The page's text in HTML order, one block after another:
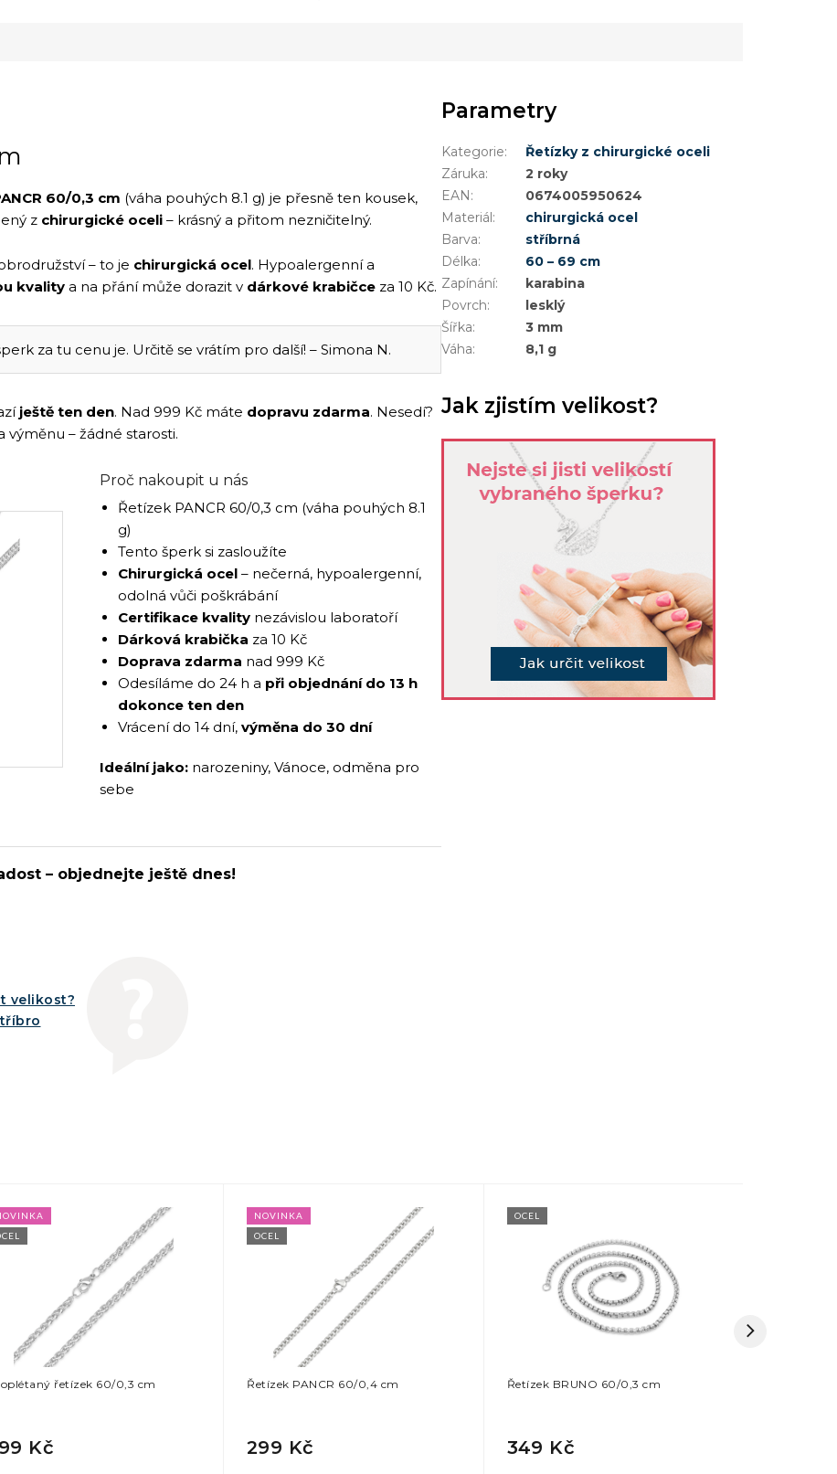
60/0,3 cm (váha pouhých 8.1 g) je přesně ten kousek,
z chirurgické oceli – krásný a přitom nezničitelný.
– to je chirurgická ocel. Hypoalergenní a
kvality a na přání může dorazit v dárkové krabičce za 10 Kč.
za tu cenu je. Určitě se vrátím pro další! – Simona N.
ještě ten den. Nad 999 Kč máte dopravu zdarma. Nesedí?
výměnu – žádné starosti.
Proč nakoupit u nás
Řetízek PANCR 60/0,3 cm (váha pouhých 8.1
g)
Tento šperk si zasloužíte
Chirurgická ocel – nečerná, hypoalergenní,
odolná vůči poškrábání
Certifikace kvality nezávislou laboratoří
Dárková krabička za 10 Kč
Doprava zdarma nad 999 Kč
Odesíláme do 24 h a při objednání do 13 h
dokonce ten den
Vrácení do 14 dní, výměna do 30 dní
Ideální jako: narozeniny, Vánoce, odměna pro
sebe
– objednejte ještě dnes!
velikost?
Parametry
Kategorie:
Řetízky z chirurgické oceli
Záruka:
2 roky
EAN:
0674005950624
Materiál:
chirurgická ocel
Barva:
stříbrná
Délka:
60 – 69 cm
Zapínání:
karabina
Povrch:
lesklý
Šířka:
3 mm
Váha: 8,1 g
Jak zjistím velikost?
řetízek 60/0,3 cm
Kč
NOVINKA
OCEL
Řetízek PANCR 60/0,4 cm
299 Kč
OCEL
Řetízek BRUNO 60/0,3 cm
349 Kč